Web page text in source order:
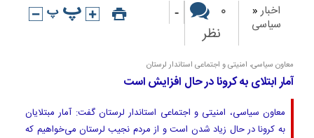
اخبار«
سیاسی
۰
نظر
-
معاون سیاسی، امنیتی و اجتماعی استاندار لرستان
آمار ابتلای به کرونا در حال افزایش است
معاون سیاسی، امنیتی و اجتماعی استاندار لرستان گفت: آمار مبتلایان
به کرونا در حال زیاد شدن است و از مردم نجیب لرستان می‌خواهیم که